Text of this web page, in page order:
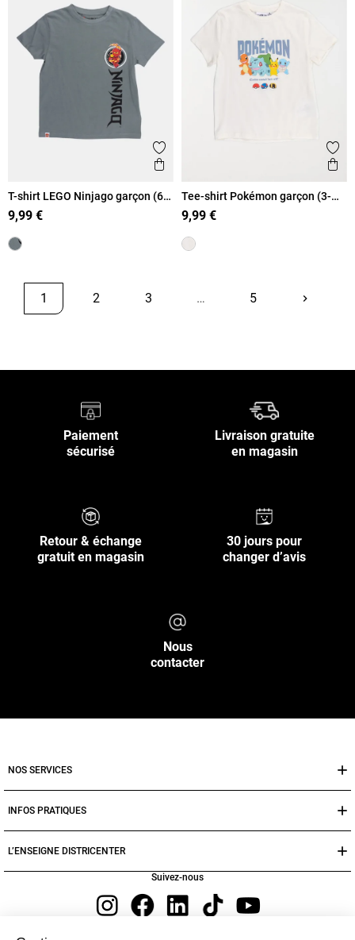
Ajouter aux favoris
Aperçu rapide
T-shirt LEGO Ninjago garçon (6-
12A)
9,99 €
Tee-shirt Pokémon garçon (3-
8A)
9,99 €
1 2 3 … 5 keyboard_arrow_rightSuivant
Paiement
sécurisé
Livraison gratuite
en magasin
Retour & échange
gratuit en magasin
30 jours pour
changer d’avis
Nous
contacter
NOS SERVICES
INFOS PRATIQUES
L’ENSEIGNE DISTRICENTER
Suivez-nous